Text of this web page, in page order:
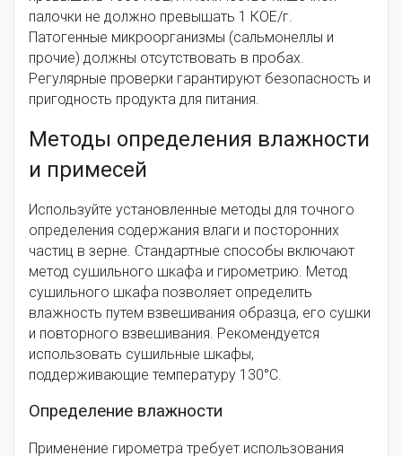
палочки не должно превышать 1 КОЕ/г.
Патогенные микроорганизмы (сальмонеллы и
прочие) должны отсутствовать в пробах.
Регулярные проверки гарантируют безопасность и
пригодность продукта для питания.
Методы определения влажности
и примесей
Используйте установленные методы для точного
определения содержания влаги и посторонних
частиц в зерне. Стандартные способы включают
метод сушильного шкафа и гирометрию. Метод
сушильного шкафа позволяет определить
влажность путем взвешивания образца, его сушки
и повторного взвешивания. Рекомендуется
использовать сушильные шкафы,
поддерживающие температуру 130°C.
Определение влажности
Применение гирометра требует использования